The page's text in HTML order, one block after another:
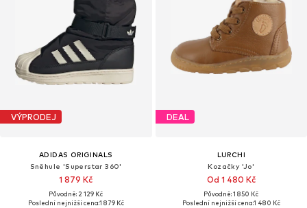
VÝPRODEJ
ADIDAS ORIGINALS
Sněhule 'Superstar 360'
1 879 Kč
Původně: 2 129 Kč
Poslední nejnižší cena:1 879 Kč
DEAL
LURCHI
Kozačky 'Jo'
Od 1 480 Kč
Původně: 1 850 Kč
Poslední nejnižší cena:1 480 Kč